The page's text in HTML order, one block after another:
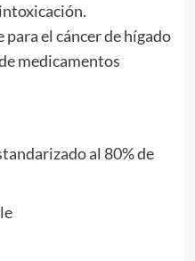
el cáncer de hígado
medicamentos
al 80% de